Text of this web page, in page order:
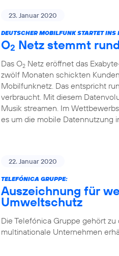
23. Januar 2020
DEUTSCHER MOBILFUNK STARTET INS
O2 Netz stemmt
Das O2 Netz eröffnet das
zwölf Monaten schickten
Mobilfunknetz. Das entspricht
verbraucht. Mit diesem
Musik streamen. Im
es um die mobile Datennutzung
22. Januar 2020
TELEFÓNICA GRUPPE:
Auszeichnung für
Umweltschutz
Die Telefónica Gruppe gehört
multinationale Unternehmen